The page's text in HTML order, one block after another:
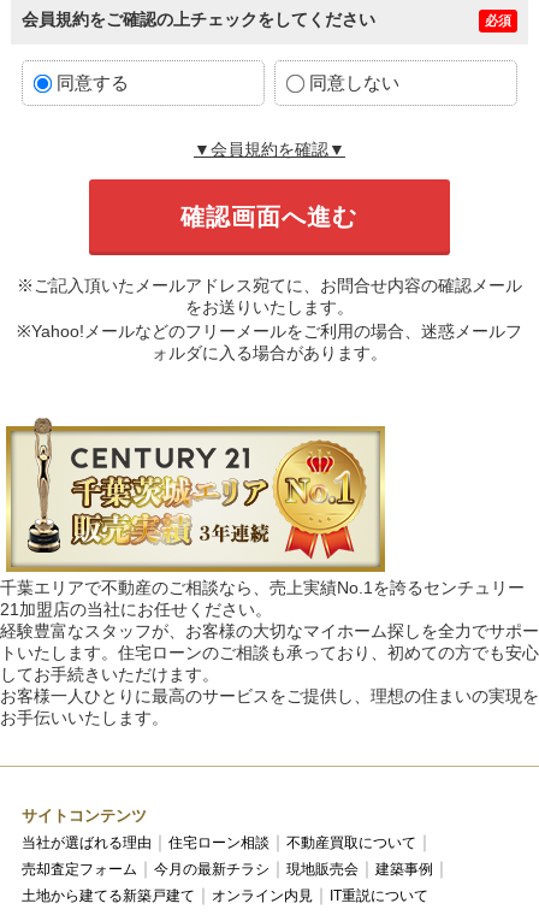
会員規約をご確認の上チェックをしてください 必須
同意する 同意しない
▼会員規約を確認▼
※ご記入頂いたメールアドレス宛てに、お問合せ内容の確認メール
をお送りいたします。
※Yahoo!メールなどのフリーメールをご利用の場合、迷惑メールフ
ォルダに入る場合があります。
千葉エリアで不動産のご相談なら、売上実績No.1を誇るセンチュリー
21加盟店の当社にお任せください。
経験豊富なスタッフが、お客様の大切なマイホーム探しを全力でサポー
トいたします。住宅ローンのご相談も承っており、初めての方でも安心
してお手続きいただけます。
お客様一人ひとりに最高のサービスをご提供し、理想の住まいの実現を
お手伝いいたします。
サイトコンテンツ
当社が選ばれる理由 住宅ローン相談
不動産買取について
売却査定フォーム
今月の最新チラシ 現地販売会
建築事例
土地から建てる新築戸建て
オンライン内見 IT重説について